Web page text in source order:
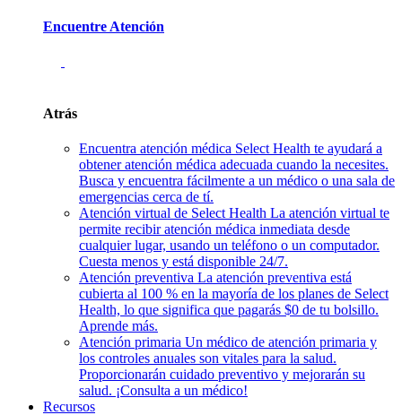
Encuentre Atención
Atrás
Encuentra atención médica Select Health te ayudará a
obtener atención médica adecuada cuando la necesites.
Busca y encuentra fácilmente a un médico o una sala de
emergencias cerca de tí.
Atención virtual de Select Health La atención virtual te
permite recibir atención médica inmediata desde
cualquier lugar, usando un teléfono o un computador.
Cuesta menos y está disponible 24/7.
Atención preventiva La atención preventiva está
cubierta al 100 % en la mayoría de los planes de Select
Health, lo que significa que pagarás $0 de tu bolsillo.
Aprende más.
Atención primaria Un médico de atención primaria y
los controles anuales son vitales para la salud.
Proporcionarán cuidado preventivo y mejorarán su
salud. ¡Consulta a un médico!
Recursos